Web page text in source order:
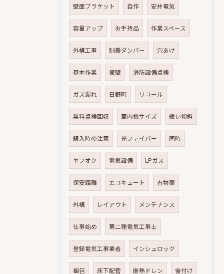
壁面ブラケット 自作 安井電気
容量アップ お手持品 作業スペース
外構工事 制震ダンパー 穴あけ
基本作業 擁壁 消防設備点検
ガス漏れ 日野町 リコール
無料点検回収 室内機サイズ 緩い傾斜
購入時の注意 光ファイバー 同時
ヤフオク 電気設備 LPガス
保安距離 エコキュート 古物商
外構 レイアウト メンテナンス
仕事始め 第二種電気工事士
登録電気工事業者 インシュロック
梱包 床下配管 断熱ドレン 後付け